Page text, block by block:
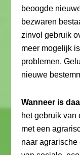
beoogde
bezwaren
zinvol gebruik
meer mogelijk
problemen.
nieuwe
Wanneer is
het gebruik van
met een
naar